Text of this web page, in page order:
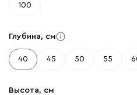
100
Глубина, см
40 45 50 55
Высота, см